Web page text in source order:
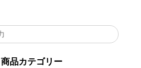
商品カテゴリー